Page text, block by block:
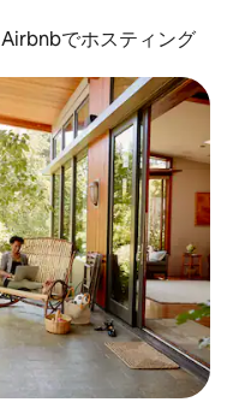
Airbnbでホスティング